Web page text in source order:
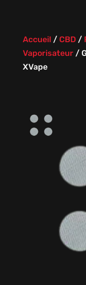
Accueil/ CBD/
Vaporisateur/
XVape